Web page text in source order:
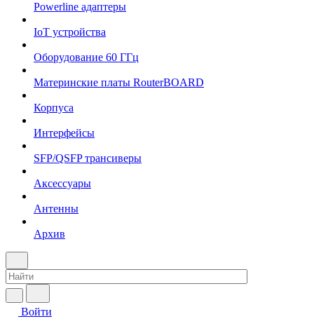
Powerline адаптеры
IoT устройства
Оборудование 60 ГГц
Материнские платы RouterBOARD
Корпуса
Интерфейсы
SFP/QSFP трансиверы
Аксессуары
Антенны
Архив
Войти